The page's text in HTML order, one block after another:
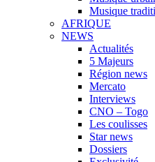
Musique
AFRIQUE
NEWS
Actualités
5 Majeurs
Région news
Mercato
Interviews
CNO – Togo
Les coulisses
Star news
Dossiers